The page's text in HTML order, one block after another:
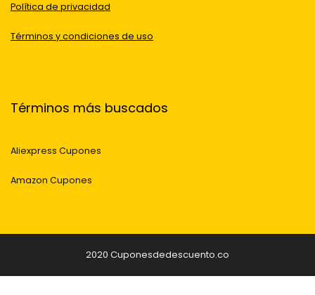
Política de privacidad
Términos y condiciones de uso
Términos más buscados
Aliexpress Cupones
Amazon Cupones
2020 Cuponesdedescuento.co